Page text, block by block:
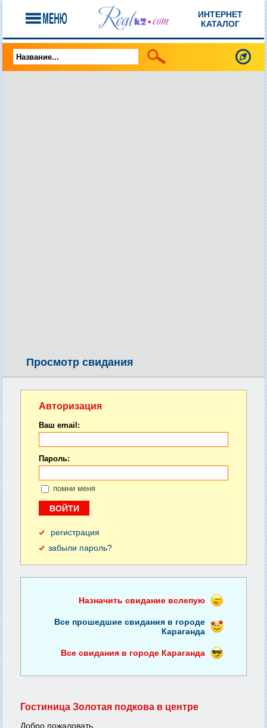
ИНТЕРНЕТ
КАТАЛОГ
Просмотр свидания
Авторизация
Ваш email:
Пароль:
помни меня
регистрация
забыли пароль?
Назначить свидание вслепую
Все прошедшие свидания в городе
Караганда
Все свидания в городе Караганда
Гостиница Золотая подкова в центре
Добро пожаловать